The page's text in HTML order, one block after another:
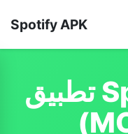
Spotify APK
تطبيق Spotify المعدل